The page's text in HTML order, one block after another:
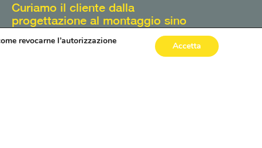
Curiamo il cliente dalla
progettazione al montaggio sino
al pagamento. Con noi potrai
pagare e finanziare il tuo
revocarne l’autorizzazione
Accetta